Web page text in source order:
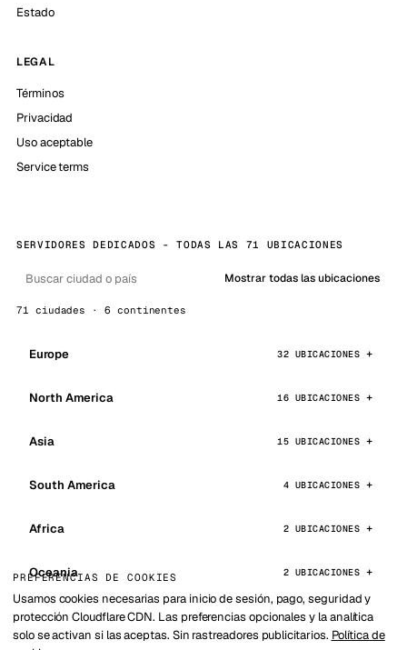
Estado
LEGAL
Términos
Privacidad
Uso aceptable
Service terms
SERVIDORES DEDICADOS - TODAS LAS 71 UBICACIONES
Mostrar todas las ubicaciones
71 ciudades · 6 continentes
Europe 32 UBICACIONES
North America 16 UBICACIONES
Asia 15 UBICACIONES
South America 4 UBICACIONES
Africa 2 UBICACIONES
Oceania 2 UBICACIONES
PREFERENCIAS DE COOKIES
Usamos cookies necesarias para inicio de sesión, pago, seguridad y
protección Cloudflare CDN. Las preferencias opcionales y la analítica
solo se activan si las aceptas. Sin rastreadores publicitarios. Política de